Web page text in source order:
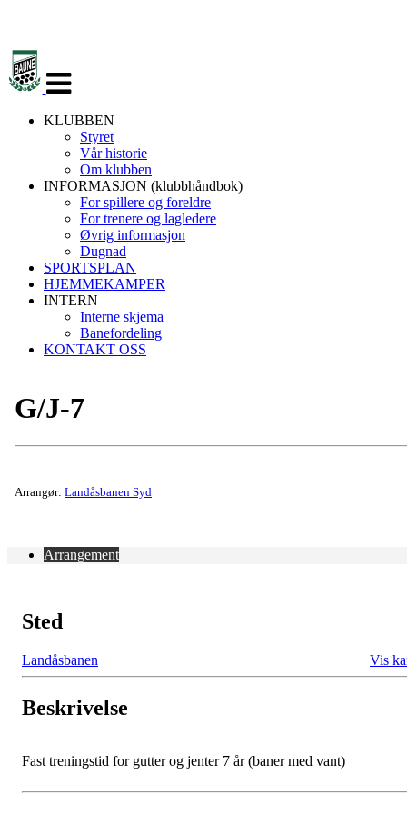
navigasjon
KLUBBEN
Styret
Vår historie
Om klubben
INFORMASJON (klubbhåndbok)
For spillere og foreldre
For trenere og lagledere
Øvrig informasjon
Dugnad
SPORTSPLAN
HJEMMEKAMPER
INTERN
Interne skjema
Banefordeling
KONTAKT OSS
G/J-7
Arrangør: Landåsbanen Syd
Arrangement
Sted
Landåsbanen Vis
Beskrivelse
Fast treningstid for gutter og jenter 7 år (baner med vant)